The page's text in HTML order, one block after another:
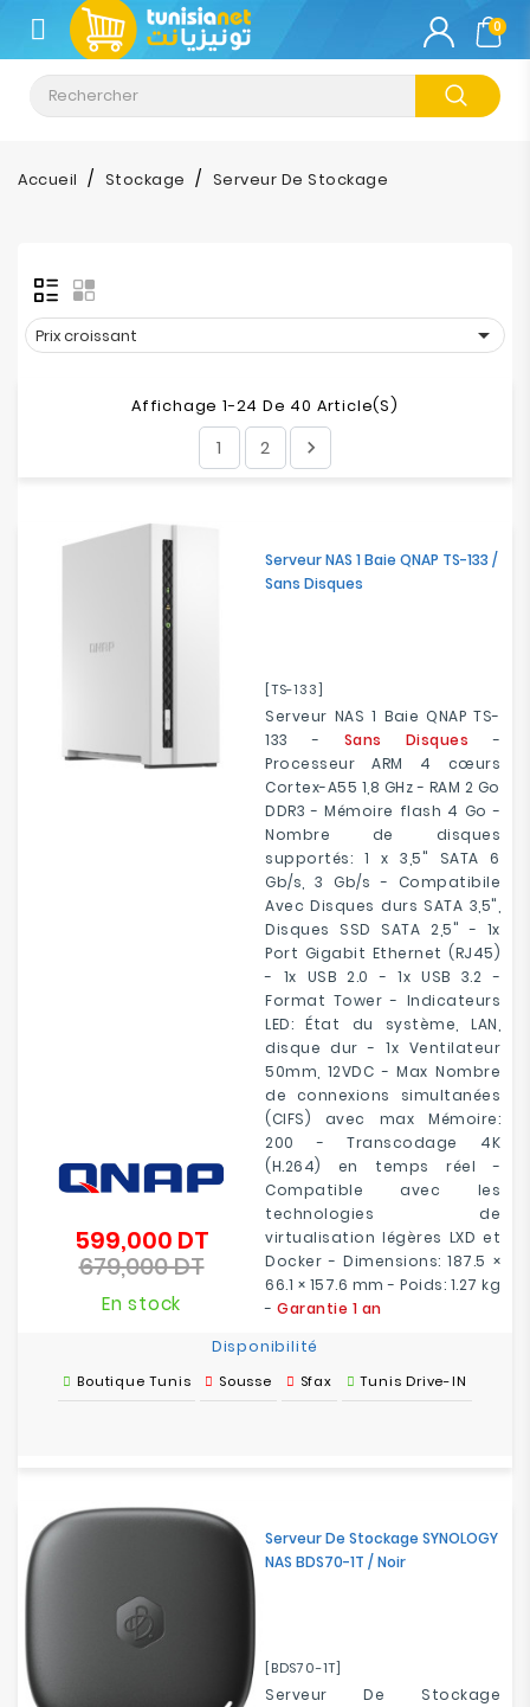
CATÉGORIE
Climatisation
Informatique
Tablette
Impression
Electroménager
0
Accueil Stockage Serveur De Stockage
Prix croissant 
Affichage 1-24 De 40 Article(s)
1 2 
Serveur NAS 1 Baie QNAP TS-133 /
Sans Disques
[TS-133]
Serveur NAS 1 Baie QNAP TS-
133 - Sans Disques -
Processeur ARM 4 cœurs
Cortex-A55 1,8 GHz - RAM 2 Go
DDR3 - Mémoire flash 4 Go -
Nombre de disques
supportés: 1 x 3,5" SATA 6
Gb/s, 3 Gb/s - Compatibile
Avec Disques durs SATA 3,5",
Disques SSD SATA 2,5" - 1x
Port Gigabit Ethernet (RJ45)
- 1x USB 2.0 - 1x USB 3.2 -
Format Tower - Indicateurs
LED: État du système, LAN,
disque dur - 1x Ventilateur
50mm, 12VDC - Max Nombre
de connexions simultanées
(CIFS) avec max Mémoire:
200 - Transcodage 4K
(H.264) en temps réel -
Compatible avec les
technologies de
virtualisation légères LXD et
Docker - Dimensions: 187.5 ×
66.1 × 157.6 mm - Poids: 1.27 kg
- Garantie 1 an
599,000 DTPrix
679,000 DTPrix
En stock
Disponibilité
Boutique Tunis Sousse Sfax Tunis Drive-IN
Serveur De Stockage SYNOLOGY
NAS BDS70-1T / Noir
[BDS70-1T]
Serveur De Stockage